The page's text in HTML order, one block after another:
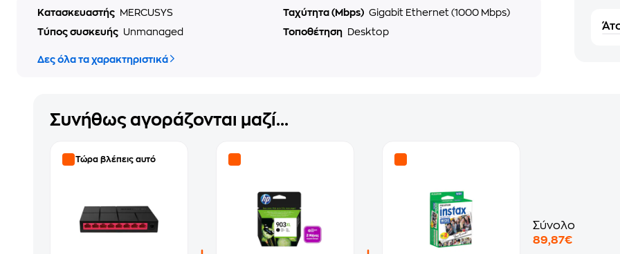
Κατασκευαστής MERCUSYS Ταχύτητα (Mbps) Gigabit Ethernet (1000 Mbps)
Τύπος συσκευής Unmanaged Τοποθέτηση Desktop
Δες όλα τα χαρακτηριστικά
Συνήθως αγοράζονται μαζί...
Τώρα βλέπεις αυτό
Σύνολο
89,87€